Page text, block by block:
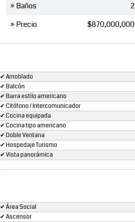
» Baños
2
» Precio
$870,000,000
✔ Amoblado
✔ Balcón
✔ Barra estilo americano
✔ Citófono / Intercomunicador
✔ Cocina equipada
✔ Cocina tipo americano
✔ Doble Ventana
✔ Hospedaje Turismo
✔ Vista panorámica
✔ Área Social
✔ Ascensor